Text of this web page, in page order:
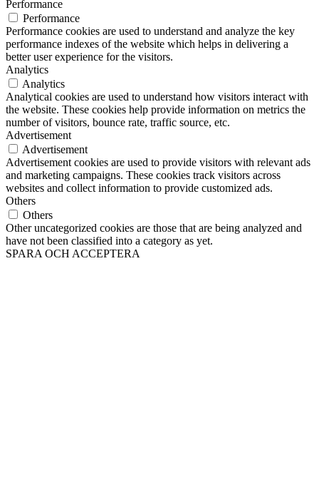
Performance
Performance
Performance cookies are used to understand and analyze the key
performance indexes of the website which helps in delivering a
better user experience for the visitors.
Analytics
Analytics
Analytical cookies are used to understand how visitors interact with
the website. These cookies help provide information on metrics the
number of visitors, bounce rate, traffic source, etc.
Advertisement
Advertisement
Advertisement cookies are used to provide visitors with relevant ads
and marketing campaigns. These cookies track visitors across
websites and collect information to provide customized ads.
Others
Others
Other uncategorized cookies are those that are being analyzed and
have not been classified into a category as yet.
SPARA OCH ACCEPTERA